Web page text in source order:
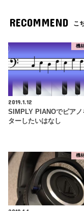
RECOMMEND こ
機
2019.1.12
SIMPLY PIANOでピアノ
ターしたいはなし
機